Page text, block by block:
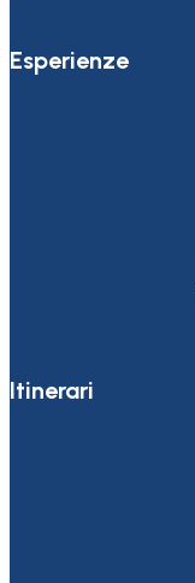
Esperienze
Itinerari